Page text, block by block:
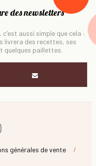
des newsletters
aussi simple que cela :
livrera des recettes, ses
quelques paillettes.
générales de vente